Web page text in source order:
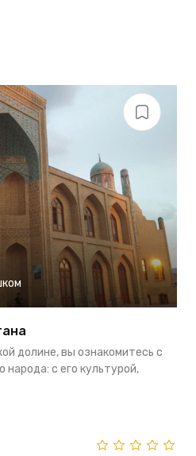
долине, вы ознакомитесь с
народа: с его культурой,